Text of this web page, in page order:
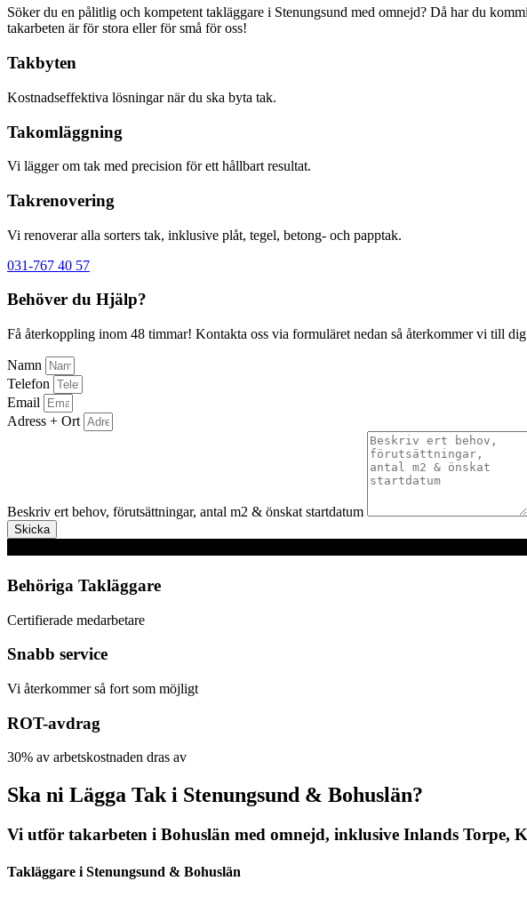
Söker du en pålitlig och kompetent takläggare i Stenungsund med omnejd? Då har du
takarbeten är för stora eller för små för oss!
Takbyten
Kostnadseffektiva lösningar när du ska byta tak.
Takomläggning
Vi lägger om tak med precision för ett hållbart resultat.
Takrenovering
Vi renoverar alla sorters tak, inklusive plåt, tegel, betong- och papptak.
031-767 40 57
Behöver du Hjälp?
Få återkoppling inom 48 timmar! Kontakta oss via formuläret nedan så återkommer vi till
Namn
Telefon
Email
Adress + Ort
Beskriv ert behov, förutsättningar, antal m2 & önskat startdatum
Skicka
Behöriga Takläggare
Certifierade medarbetare
Snabb service
Vi återkommer så fort som möjligt
ROT-avdrag
30% av arbetskostnaden dras av
Ska ni Lägga Tak i Stenungsund & Bohuslän?
Vi utför takarbeten i Bohuslän med omnejd, inklusive Inlands Torpe,
Takläggare i Stenungsund & Bohuslän